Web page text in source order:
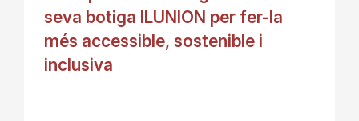
seva botiga ILUNION per fer-la
més accessible, sostenible i
inclusiva